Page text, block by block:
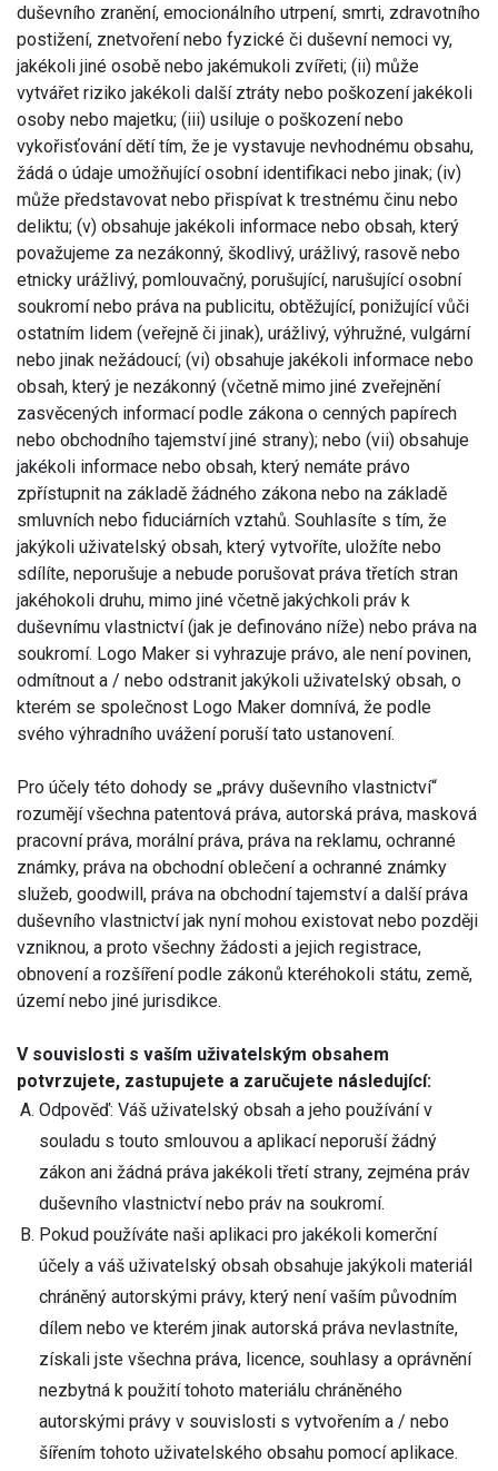
duševního zranění, emocionálního utrpení, smrti, zdravotního
postižení, znetvoření nebo fyzické či duševní nemoci vy,
jakékoli jiné osobě nebo jakémukoli zvířeti; (ii) může
vytvářet riziko jakékoli další ztráty nebo poškození jakékoli
osoby nebo majetku; (iii) usiluje o poškození nebo
vykořisťování dětí tím, že je vystavuje nevhodnému obsahu,
žádá o údaje umožňující osobní identifikaci nebo jinak; (iv)
může představovat nebo přispívat k trestnému činu nebo
deliktu; (v) obsahuje jakékoli informace nebo obsah, který
považujeme za nezákonný, škodlivý, urážlivý, rasově nebo
etnicky urážlivý, pomlouvačný, porušující, narušující osobní
soukromí nebo práva na publicitu, obtěžující, ponižující vůči
ostatním lidem (veřejně či jinak), urážlivý, výhružné, vulgární
nebo jinak nežádoucí; (vi) obsahuje jakékoli informace nebo
obsah, který je nezákonný (včetně mimo jiné zveřejnění
zasvěcených informací podle zákona o cenných papírech
nebo obchodního tajemství jiné strany); nebo (vii) obsahuje
jakékoli informace nebo obsah, který nemáte právo
zpřístupnit na základě žádného zákona nebo na základě
smluvních nebo fiduciárních vztahů. Souhlasíte s tím, že
jakýkoli uživatelský obsah, který vytvoříte, uložíte nebo
sdílíte, neporušuje a nebude porušovat práva třetích stran
jakéhokoli druhu, mimo jiné včetně jakýchkoli práv k
duševnímu vlastnictví (jak je definováno níže) nebo práva na
soukromí. Logo Maker si vyhrazuje právo, ale není povinen,
odmítnout a / nebo odstranit jakýkoli uživatelský obsah, o
kterém se společnost Logo Maker domnívá, že podle
svého výhradního uvážení poruší tato ustanovení.
Pro účely této dohody se „právy duševního vlastnictví“
rozumějí všechna patentová práva, autorská práva, masková
pracovní práva, morální práva, práva na reklamu, ochranné
známky, práva na obchodní oblečení a ochranné známky
služeb, goodwill, práva na obchodní tajemství a další práva
duševního vlastnictví jak nyní mohou existovat nebo později
vzniknou, a proto všechny žádosti a jejich registrace,
obnovení a rozšíření podle zákonů kteréhokoli státu, země,
území nebo jiné jurisdikce.
V souvislosti s vaším uživatelským obsahem
potvrzujete, zastupujete a zaručujete následující:
Odpověď: Váš uživatelský obsah a jeho používání v
souladu s touto smlouvou a aplikací neporuší žádný
zákon ani žádná práva jakékoli třetí strany, zejména práv
duševního vlastnictví nebo práv na soukromí.
Pokud používáte naši aplikaci pro jakékoli komerční
účely a váš uživatelský obsah obsahuje jakýkoli materiál
chráněný autorskými právy, který není vaším původním
dílem nebo ve kterém jinak autorská práva nevlastníte,
získali jste všechna práva, licence, souhlasy a oprávnění
nezbytná k použití tohoto materiálu chráněného
autorskými právy v souvislosti s vytvořením a / nebo
šířením tohoto uživatelského obsahu pomocí aplikace.